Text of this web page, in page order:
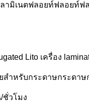
ลามิเนตฟลอยท์ฟลอยท์ฟ
Lito เครื่อง
สําหรับกระดาษกระดาษ
ชั่วโมง